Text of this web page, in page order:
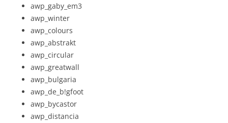
awp_gaby_em3
awp_winter
awp_colours
awp_abstrakt
awp_circular
awp_greatwall
awp_bulgaria
awp_de_b!gfoot
awp_bycastor
awp_distancia